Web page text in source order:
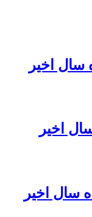
سال اخیر
اخیر
سال اخیر